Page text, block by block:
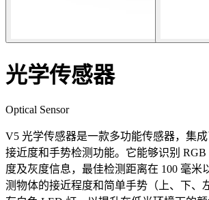
光学传感器
Optical Sensor
V5 光学传感器是一款多功能传感器，集成
接近度和手势检测功能。它能够识别
度及灰度信息，最佳检测距离在 100 毫米
测物体的接近程度和简单手势（上、下、